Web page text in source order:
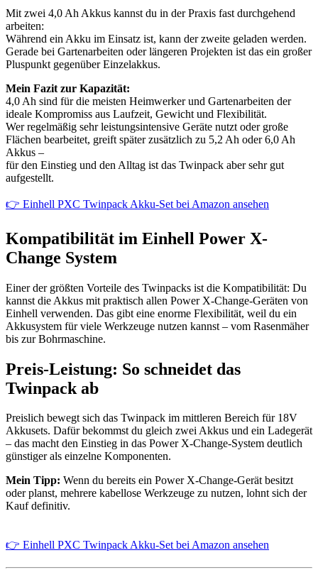
Mit zwei 4,0 Ah Akkus kannst du in der Praxis fast durchgehend
arbeiten:
Während ein Akku im Einsatz ist, kann der zweite geladen werden.
Gerade bei Gartenarbeiten oder längeren Projekten ist das ein großer
Pluspunkt gegenüber Einzelakkus.
Mein Fazit zur Kapazität:
4,0 Ah sind für die meisten Heimwerker und Gartenarbeiten der
ideale Kompromiss aus Laufzeit, Gewicht und Flexibilität.
Wer regelmäßig sehr leistungsintensive Geräte nutzt oder große
Flächen bearbeitet, greift später zusätzlich zu 5,2 Ah oder 6,0 Ah
Akkus –
für den Einstieg und den Alltag ist das Twinpack aber sehr gut
aufgestellt.
👉 Einhell PXC Twinpack Akku-Set bei Amazon ansehen
Kompatibilität im Einhell Power X-
Change System
Einer der größten Vorteile des Twinpacks ist die Kompatibilität: Du
kannst die Akkus mit praktisch allen Power X-Change-Geräten von
Einhell verwenden. Das gibt eine enorme Flexibilität, weil du ein
Akkusystem für viele Werkzeuge nutzen kannst – vom Rasenmäher
bis zur Bohrmaschine.
Preis-Leistung: So schneidet das
Twinpack ab
Preislich bewegt sich das Twinpack im mittleren Bereich für 18V
Akkusets. Dafür bekommst du gleich zwei Akkus und ein Ladegerät
– das macht den Einstieg in das Power X-Change-System deutlich
günstiger als einzelne Komponenten.
Mein Tipp: Wenn du bereits ein Power X-Change-Gerät besitzt
oder planst, mehrere kabellose Werkzeuge zu nutzen, lohnt sich der
Kauf definitiv.
👉 Einhell PXC Twinpack Akku-Set bei Amazon ansehen